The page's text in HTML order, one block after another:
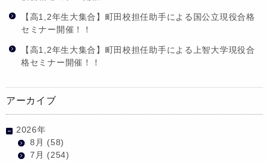
【高1,2年生大集合】町田校担任助手による国公立現役合格
セミナー開催！！
【高1,2年生大集合】町田校担任助手による上智大学現役合
格セミナー開催！！
アーカイブ
2026年
8月 (58)
7月 (254)